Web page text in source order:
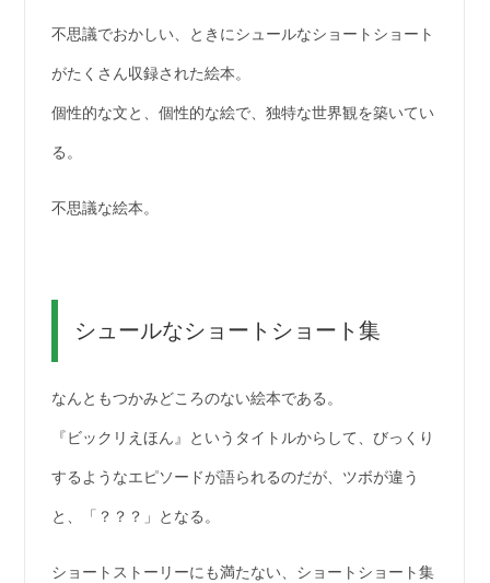
不思議でおかしい、ときにシュールなショートショート
がたくさん収録された絵本。
個性的な文と、個性的な絵で、独特な世界観を築いてい
る。
不思議な絵本。
シュールなショートショート集
なんともつかみどころのない絵本である。
『ビックリえほん』というタイトルからして、びっくり
するようなエピソードが語られるのだが、ツボが違う
と、「？？？」となる。
ショートストーリーにも満たない、ショートショート集